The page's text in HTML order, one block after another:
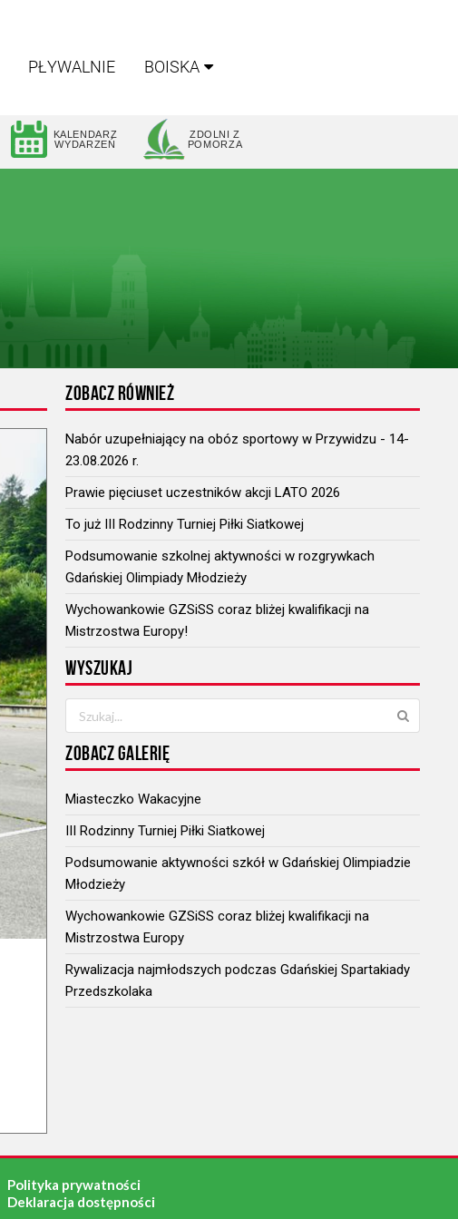
PŁYWALNIE BOISKA
KALENDARZ
WYDARZEŃ
ZDOLNI Z
POMORZA
ZOBACZ RÓWNIEŻ
Nabór uzupełniający na obóz sportowy w Przywidzu - 14-
23.08.2026 r.
Prawie pięciuset uczestników akcji LATO 2026
To już III Rodzinny Turniej Piłki Siatkowej
Podsumowanie szkolnej aktywności w rozgrywkach
Gdańskiej Olimpiady Młodzieży
Wychowankowie GZSiSS coraz bliżej kwalifikacji na
Mistrzostwa Europy!
WYSZUKAJ
ZOBACZ GALERIĘ
Miasteczko Wakacyjne
III Rodzinny Turniej Piłki Siatkowej
Podsumowanie aktywności szkół w Gdańskiej Olimpiadzie
Młodzieży
Wychowankowie GZSiSS coraz bliżej kwalifikacji na
Mistrzostwa Europy
Rywalizacja najmłodszych podczas Gdańskiej Spartakiady
Przedszkolaka
Polityka prywatności
Deklaracja dostępności